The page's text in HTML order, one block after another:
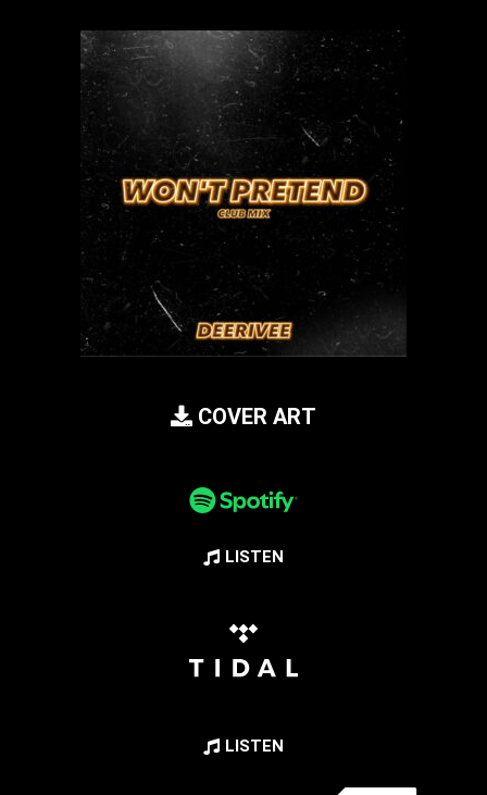
COVER ART
LISTEN
LISTEN